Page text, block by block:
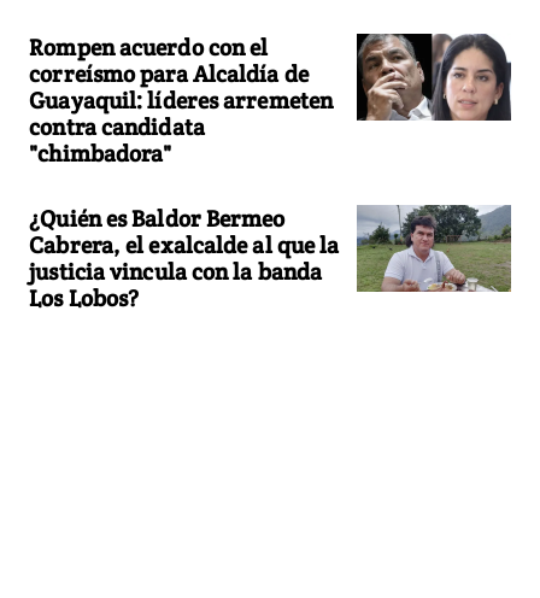
Rompen acuerdo con el
correísmo para Alcaldía de
Guayaquil: líderes arremeten
contra candidata
"chimbadora"
¿Quién es Baldor Bermeo
Cabrera, el exalcalde al que la
justicia vincula con la banda
Los Lobos?